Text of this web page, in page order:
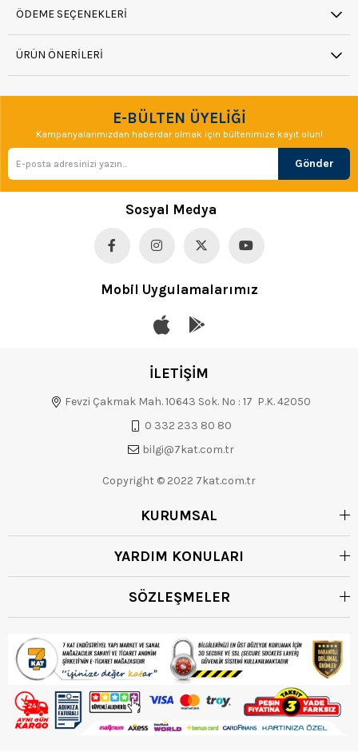
ÖDEME SEÇENEKLERI
ÜRÜN ÖNERILERI
E-BÜLTEN ÜYELİĞİ
Kampanyalarımızdan haberdar olmak için bültenimize kayıt olun!
Gönder
Sosyal Medya
Mobil Uygulamalarımız
İLETİŞİM
Fevzi Çakmak Mah. 10643 Sok. No : 17 P.K. 42050
0 332 233 80 80
bilgi@7kat.com.tr
Copyright © 2022 7kat.com.tr
KURUMSAL
YARDIM KONULARI
SÖZLEŞMELER